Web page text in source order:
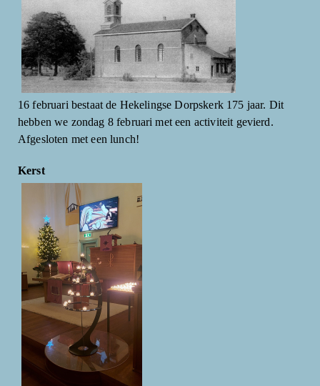
16 februari bestaat de Hekelingse Dorpskerk 175 jaar. Dit
hebben we zondag 8 februari met een activiteit gevierd.
Afgesloten met een lunch!
Kerst